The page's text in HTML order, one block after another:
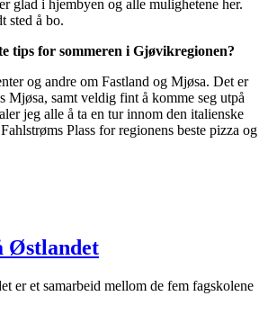
glad i hjembyen og alle mulighetene her.
sted å bo.
tips for sommeren i Gjøvikregionen?
og andre om Fastland og Mjøsa. Det er
Mjøsa, samt veldig fint å komme seg utpå
jeg alle å ta en tur innom den italienske
Plass for regionens beste pizza og
Østlandet
er et samarbeid mellom de fem fagskolene